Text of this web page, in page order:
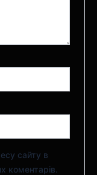
сайту в
коментарів.